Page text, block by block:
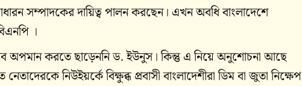
সম্পাদকের দায়িত্ব পালন করছেন। এখন অবধি বাংলাদেশে
।
অপমান করতে ছাড়েননি ড. ইউনুস। কিন্তু এ নিয়ে অনুশোচনা আছে
নিউইয়র্কে বিক্ষুব্ধ প্রবাসী বাংলাদেশীরা ডিম বা জুতা নিক্ষেপ